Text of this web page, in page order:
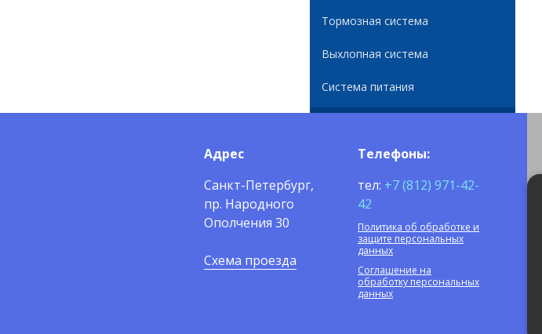
Тормозная система
Выхлопная система
Система питания
Адрес
Санкт-Петербург,
пр. Народного
Ополчения 30
Схема проезда
Телефоны:
тел: +7 (812) 971-42-
42
Политика об обработке и
защите персональных
данных
Соглашение на
обработку персональных
данных